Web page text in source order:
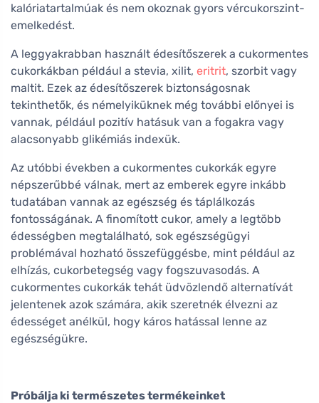
kalóriatartalmúak és nem okoznak gyors vércukorszint-
emelkedést.
A leggyakrabban használt édesítőszerek a cukormentes
cukorkákban például a stevia, xilit, eritrit, szorbit vagy
maltit. Ezek az édesítőszerek biztonságosnak
tekinthetők, és némelyiküknek még további előnyei is
vannak, például pozitív hatásuk van a fogakra vagy
alacsonyabb glikémiás indexük.
Az utóbbi években a cukormentes cukorkák egyre
népszerűbbé válnak, mert az emberek egyre inkább
tudatában vannak az egészség és táplálkozás
fontosságának. A finomított cukor, amely a legtöbb
édességben megtalálható, sok egészségügyi
problémával hozható összefüggésbe, mint például az
elhízás, cukorbetegség vagy fogszuvasodás. A
cukormentes cukorkák tehát üdvözlendő alternatívát
jelentenek azok számára, akik szeretnék élvezni az
édességet anélkül, hogy káros hatással lenne az
egészségükre.
Próbálja ki természetes termékeinket